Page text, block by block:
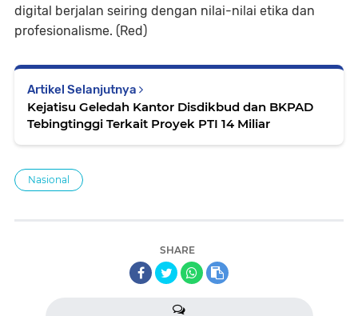
digital berjalan seiring dengan nilai-nilai etika dan
profesionalisme. (Red)
Artikel Selanjutnya
Kejatisu Geledah Kantor Disdikbud dan BKPAD
Tebingtinggi Terkait Proyek PTI 14 Miliar
Nasional
SHARE